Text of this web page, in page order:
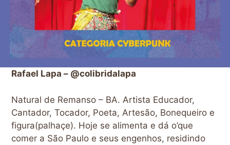
Rafael Lapa – @colibridalapa
Natural de Remanso – BA. Artista Educador,
Cantador, Tocador, Poeta, Artesão, Bonequeiro e
figura(palhaçe). Hoje se alimenta e dá o’que
comer a São Paulo e seus engenhos, residindo